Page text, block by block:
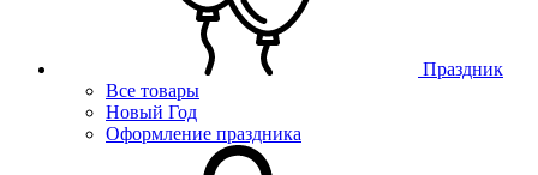
Праздник
Все товары
Новый Год
Оформление праздника